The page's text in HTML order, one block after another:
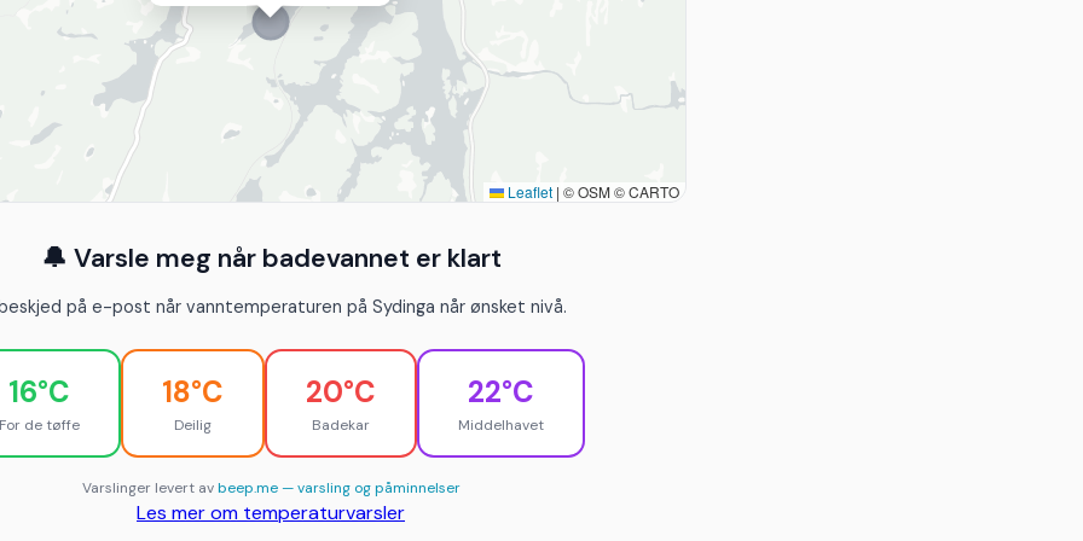
Leaflet | © OSM © CARTO
🔔 Varsle meg når badevannet er klart
på e-post når vanntemperaturen på Sydinga når ønsket nivå.
16°C
de tøffe
18°C
Deilig
20°C
Badekar
22°C
Middelhavet
Varslinger levert avbeep.me — varsling og påminnelser
Les mer om temperaturvarsler